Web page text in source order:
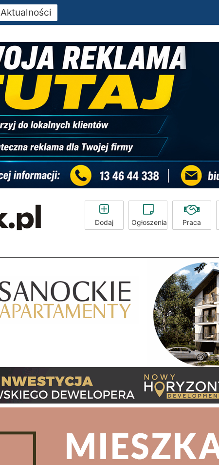
Aktualności
Dodaj Ogłoszenia Praca